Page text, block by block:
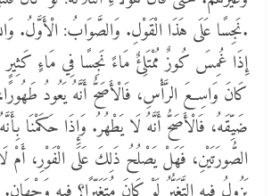
نَجِسًا عَلَى هَذَا الْقَوْلِ. وَالصَّوَابُ: الْأَوَّلُ. وَاللَّهُ أَعْلَمُ.
إِذَا غُمِسَ كُوزٌ مُمْتَلِئٌ مَاءً نَجِسًا فِي مَاءٍ
كَانَ وَاسِعَ الرَّأْسِ، فَالْأَصَحُّ أَنَّهُ يَعُودُ
ضَيِّقَهُ، فَالْأَصَحُّ أَنَّهُ لَا يَطْهُرُ. وَإِذَا حَكَمْنَا
الصُّورَتَيْنِ، فَهَلْ يَصْلُحُ ذَلِكَ عَلَى الْفَوْرِ، أَمْ